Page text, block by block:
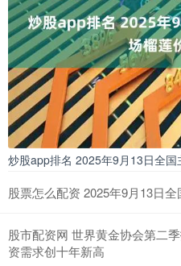
炒股app排名 2025年9月13日全
股票怎么配资 2025年9月13日
股市配资网 世界黄金协会第二
资需求创十年新高